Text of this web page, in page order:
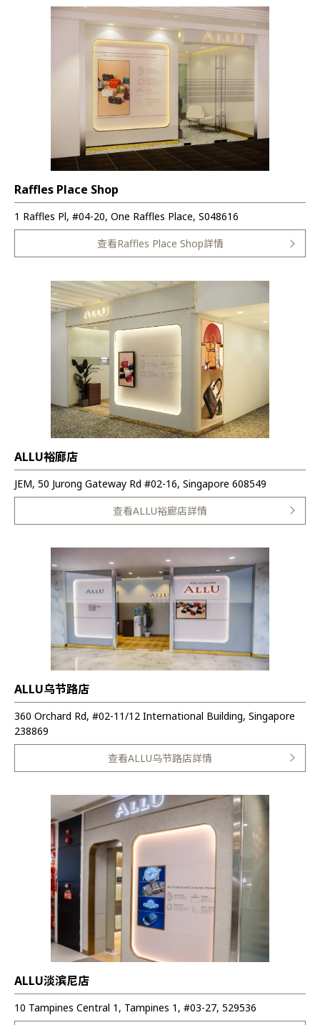
Raffles Place Shop
1 Raffles Pl, #04-20, One Raffles Place, S048616
查看Raffles Place Shop詳情
ALLU裕廊店
JEM, 50 Jurong Gateway Rd #02-16, Singapore 608549
查看ALLU裕廊店詳情
ALLU乌节路店
360 Orchard Rd, #02-11/12 International Building, Singapore
238869
查看ALLU乌节路店詳情
ALLU淡滨尼店
10 Tampines Central 1, Tampines 1, #03-27, 529536